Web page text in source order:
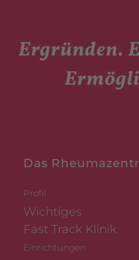
Ergründen.
Das
Profil
Wichtiges
Fast Track Klinik
Einrichtungen